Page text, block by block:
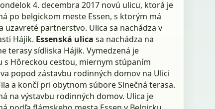
4. decembra 2017 novú ulicu, ktorá je
po belgickom meste Essen, s ktorým má
uzavreté partnerstvo. Ulica sa nachádza v
Hájik. Essenská ulica sa nachádza na
terasy sídliska Hájik. Vymedzená je
s Hôreckou cestou, miernym stúpaním
popod zástavbu rodinných domov na Ulici
a končí pri obytnom súbore Slnečná terasa.
na výstavbu rodinných domov. Ulica je